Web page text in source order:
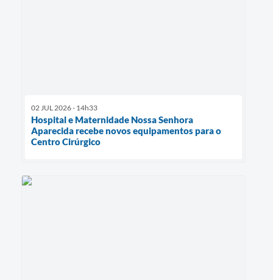
02 JUL 2026 - 14h33
Hospital e Maternidade Nossa Senhora
Aparecida recebe novos equipamentos para o
Centro Cirúrgico